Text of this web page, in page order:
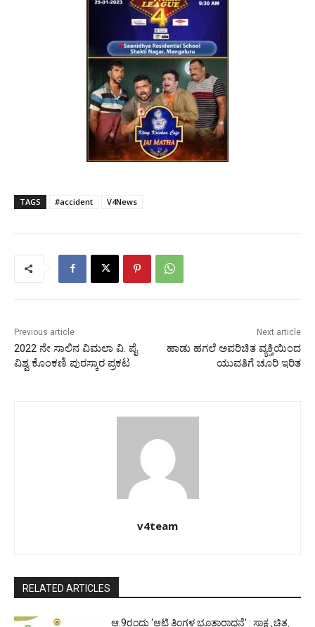
TAGS #accident V4News
Previous article
2022 ನೇ ಸಾಲಿನ ವಿಮಲಾ ವಿ. ಪೈ
ವಿಶ್ವ ಕೊಂಕಣಿ ಪುರಸ್ಕಾರ ಪ್ರಕಟ
Next article
ಹಾಡು ಹಗಲೆ ಅಪರಿಚಿತ ವ್ಯಕ್ತಿಯಿಂದ
ಯುವತಿಗೆ ಚೂರಿ ಇರಿತ
v4team
RELATED ARTICLES
ಆ.9ರಂದು ‘ಆಟಿ ತಿಂಗಳ ಭೂತಾರಾಧನೆ’ : ಸಾಕ್ಷ್ಯ ಚಿತ್ರ